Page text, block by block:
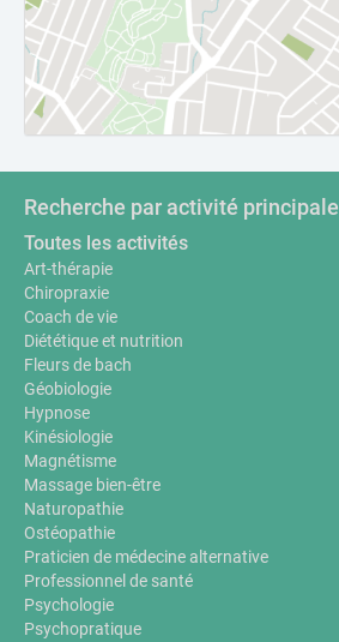
Recherche par activité principale
Toutes les activités
Art-thérapie
Chiropraxie
Coach de vie
Diététique et nutrition
Fleurs de bach
Géobiologie
Hypnose
Kinésiologie
Magnétisme
Massage bien-être
Naturopathie
Ostéopathie
Praticien de médecine alternative
Professionnel de santé
Psychologie
Psychopratique